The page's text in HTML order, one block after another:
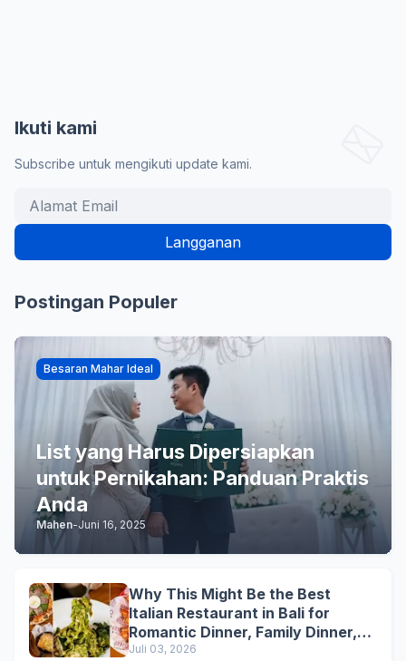
Ikuti kami
Subscribe untuk mengikuti update kami.
Postingan Populer
Besaran Mahar Ideal
List yang Harus Dipersiapkan
untuk Pernikahan: Panduan Praktis
Anda
Mahen-Juni 16, 2025
Why This Might Be the Best
Italian Restaurant in Bali for
Romantic Dinner, Family Dinner,
and Business Lunch
Juli 03, 2026